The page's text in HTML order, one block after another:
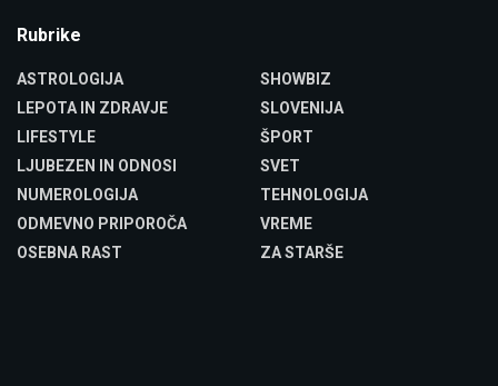
Rubrike
ASTROLOGIJA
LEPOTA IN ZDRAVJE
LIFESTYLE
LJUBEZEN IN ODNOSI
NUMEROLOGIJA
ODMEVNO PRIPOROČA
OSEBNA RAST
SHOWBIZ
SLOVENIJA
ŠPORT
SVET
TEHNOLOGIJA
VREME
ZA STARŠE